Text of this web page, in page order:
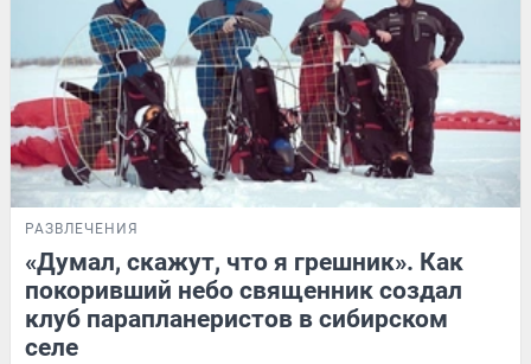
РАЗВЛЕЧЕНИЯ
«Думал, скажут, что я грешник». Как
покоривший небо священник создал
клуб парапланеристов в сибирском
селе